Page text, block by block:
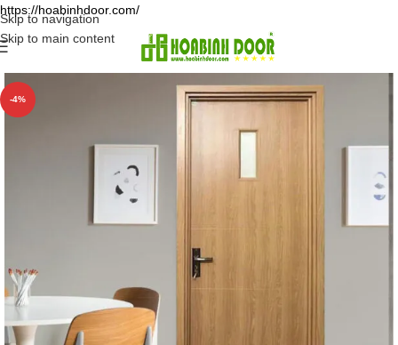
https://hoabinhdoor.com/
Skip to navigation
Skip to main content
-4%